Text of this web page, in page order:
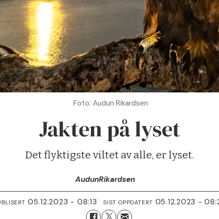
Foto: Audun Rikardsen
Jakten på lyset
Det flyktigste viltet av alle, er lyset.
AudunRikardsen
05.12.2023 - 08:13 SIST OPPDATERT 05.12.2023 -